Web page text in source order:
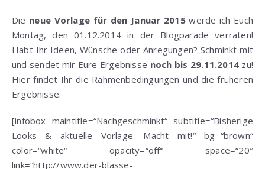
Die neue Vorlage für den Januar 2015werde ich Euch
Montag, den 01.12.2014 in der Blogparade verraten!
Habt Ihr Ideen, Wünsche oder Anregungen? Schminkt mit
und sendet mir Eure Ergebnisse noch bis 29.11.2014zu!
Hierfindet Ihr die Rahmenbedingungen und die früheren
Ergebnisse.
[infobox maintitle=“Nachgeschminkt“ subtitle=“Bisherige
Looks & aktuelle Vorlage. Macht mit!“ bg=“brown“
color=“white“ opacity=“off“ space=“20″
link=“http://www.der-blasse-